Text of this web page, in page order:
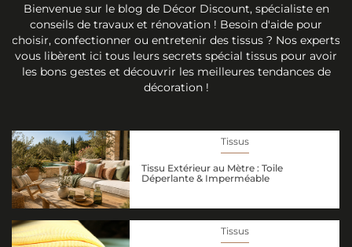
Bienvenue sur le blog de Décor Discount, spécialiste en
conseils de travaux et rénovation ! Besoin d'aide pour
choisir, confectionner ou entretenir des tissus ? Nos experts
vous libèrent ici tous leurs secrets spécial tissus pour avoir
les bons gestes et découvrir les meilleures tendances de
décoration !
Tissus
Tissu Extérieur au Mètre : Toile
Déperlante & Imperméable
Tissus